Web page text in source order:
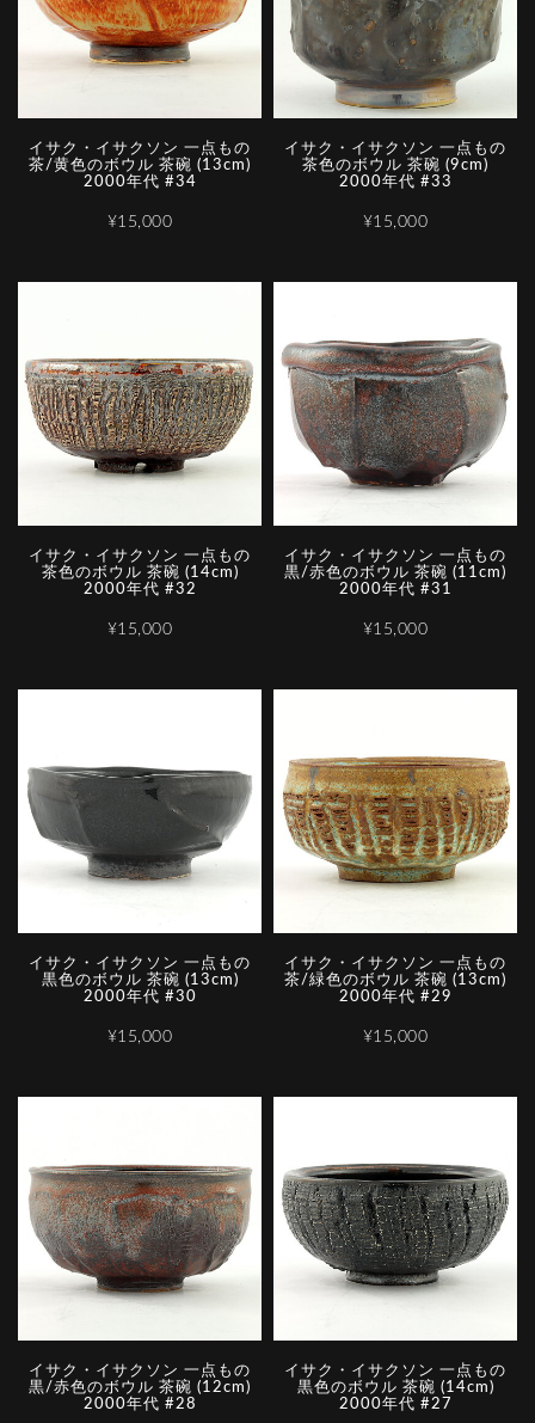
イサク・イサクソン 一点もの
茶/黄色のボウル 茶碗 (13cm)
2000年代 #34
¥15,000
イサク・イサクソン 一点もの
茶色のボウル 茶碗 (9cm)
2000年代 #33
¥15,000
イサク・イサクソン 一点もの
茶色のボウル 茶碗 (14cm)
2000年代 #32
¥15,000
イサク・イサクソン 一点もの
黒/赤色のボウル 茶碗 (11cm)
2000年代 #31
¥15,000
イサク・イサクソン 一点もの
黒色のボウル 茶碗 (13cm)
2000年代 #30
¥15,000
イサク・イサクソン 一点もの
茶/緑色のボウル 茶碗 (13cm)
2000年代 #29
¥15,000
イサク・イサクソン 一点もの
黒/赤色のボウル 茶碗 (12cm)
2000年代 #28
イサク・イサクソン 一点もの
黒色のボウル 茶碗 (14cm)
2000年代 #27